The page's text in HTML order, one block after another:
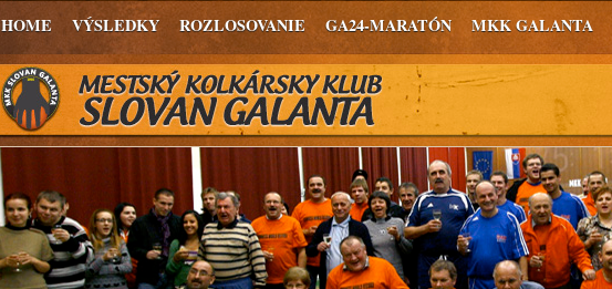
HOME VÝSLEDKY ROZLOSOVANIE GA24-MARATÓN MKK GALANTA